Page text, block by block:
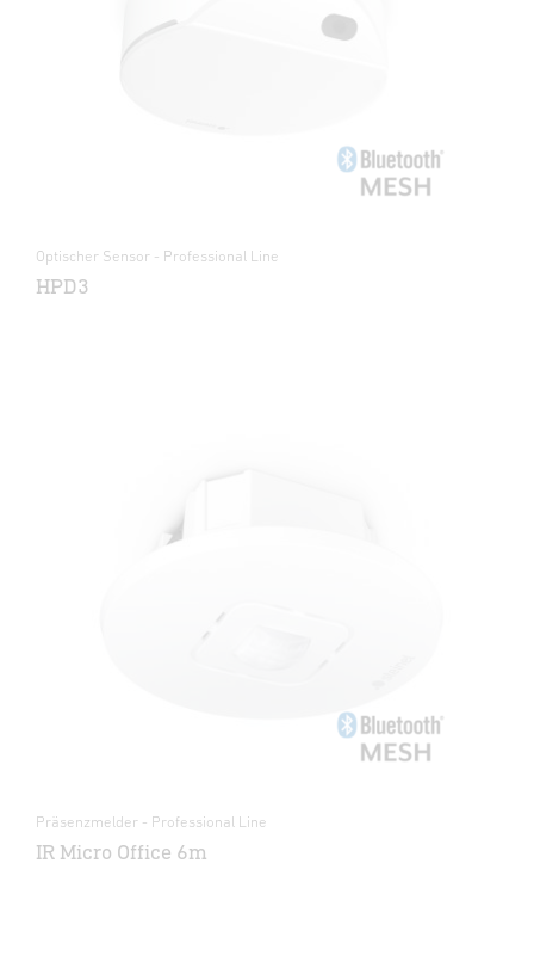
Optischer Sensor - Professional Line
HPD3
Präsenzmelder - Professional Line
IR Micro Office 6m